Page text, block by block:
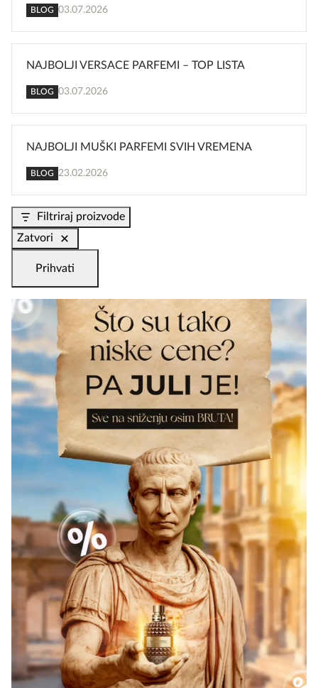
BLOG 03.07.2026
NAJBOLJI VERSACE PARFEMI – TOP LISTA
BLOG 03.07.2026
NAJBOLJI MUŠKI PARFEMI SVIH VREMENA
BLOG 23.02.2026
Filtriraj proizvode
Zatvori
Prihvati